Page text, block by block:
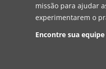
missão para ajudar
experimentarem o
Encontre sua